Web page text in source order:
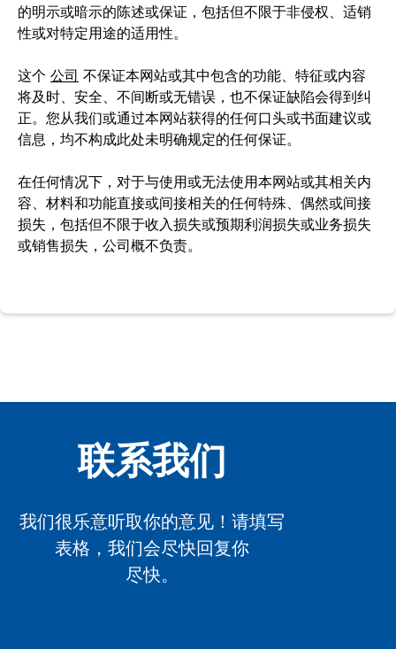
的明示或暗示的陈述或保证，包括但不限于非侵权、适销
性或对特定用途的适用性。
这个 公司 不保证本网站或其中包含的功能、特征或内容
将及时、安全、不间断或无错误，也不保证缺陷会得到纠
正。您从我们或通过本网站获得的任何口头或书面建议或
信息，均不构成此处未明确规定的任何保证。
在任何情况下，对于与使用或无法使用本网站或其相关内
容、材料和功能直接或间接相关的任何特殊、偶然或间接
损失，包括但不限于收入损失或预期利润损失或业务损失
或销售损失，公司概不负责。
联系我们
我们很乐意听取你的意见！请填写
表格，我们会尽快回复你
尽快。